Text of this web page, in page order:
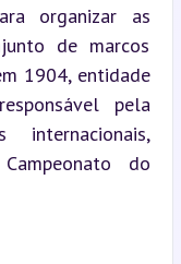
organizar as
de marcos
1904, entidade
pela
internacionais,
do